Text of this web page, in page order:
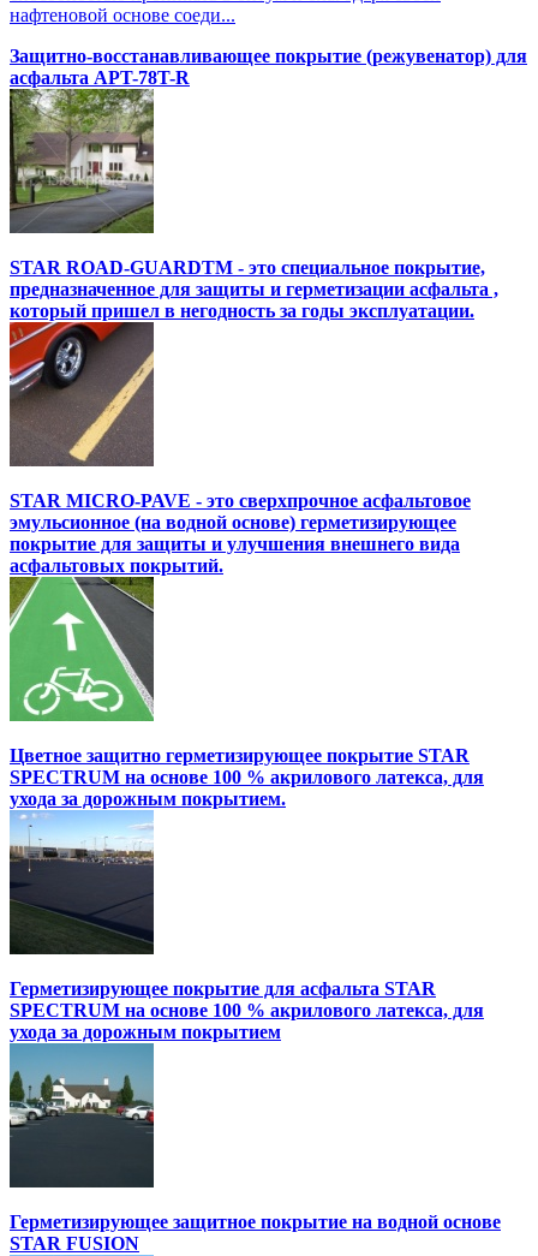
нафтеновой основе соеди...
Защитно-восстанавливающее покрытие (режувенатор) для
асфальта APT-78T-R
STAR ROAD-GUARDTM - это специальное покрытие,
предназначенное для защиты и герметизации асфальта ,
который пришел в негодность за годы эксплуатации.
STAR MICRO-PAVE - это сверхпрочное асфальтовое
эмульсионное (на водной основе) герметизирующее
покрытие для защиты и улучшения внешнего вида
асфальтовых покрытий.
Цветное защитно герметизирующее покрытие STAR
SPECTRUM на основе 100 % акрилового латекса, для
ухода за дорожным покрытием.
Герметизирующее покрытие для асфальта STAR
SPECTRUM на основе 100 % акрилового латекса, для
ухода за дорожным покрытием
Герметизирующее защитное покрытие на водной основе
STAR FUSION